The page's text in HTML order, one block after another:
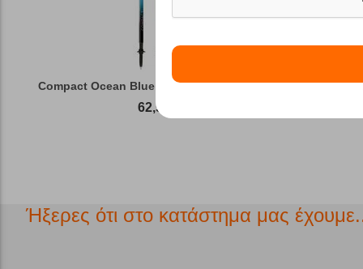
Compact Ocean Blue Τηλεσκοπικά Μπατόν Πεζ...
62,50
Winter
Ήξερες ότι στο κατάστημα μας